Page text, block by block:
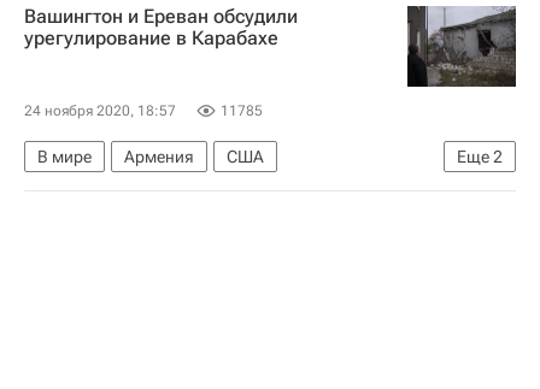
Вашингтон и Ереван обсудили
урегулирование в Карабахе
24 ноября 2020, 18:57 11785
Еще2
В мире Армения
США
Нагорный Карабах
Стивен Биган